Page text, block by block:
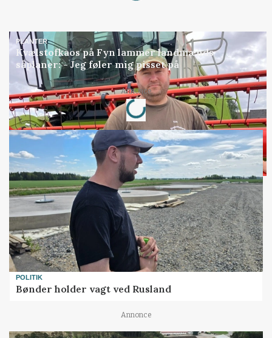
PLANTER
Kvælstofkaos på Fyn lammer landmænds
såplaner: - Jeg føler mig pisset på
Annonce
Loading...
POLITIK
Bønder holder vagt ved Rusland
Annonce